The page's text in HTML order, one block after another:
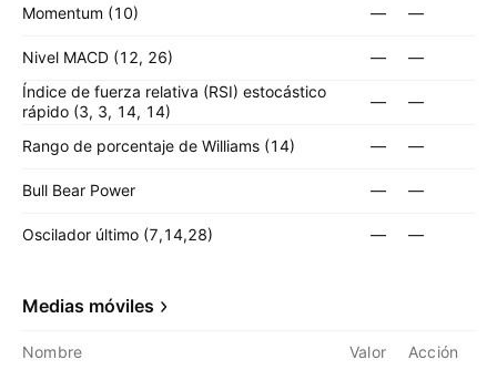
Momentum (10) — —
Nivel MACD (12, 26) —
—
Índice de fuerza relativa (RSI) estocástico
rápido (3, 3, 14, 14)
— —
Rango de porcentaje de Williams (14) — —
Bull Bear Power — —
Oscilador último (7,14,28) — —
Medias móviles
Nombre Valor Acción